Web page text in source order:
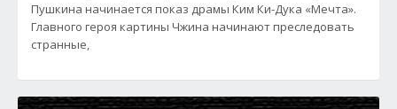
Пушкина начинается показ драмы Ким Ки-Дука «Мечта».
Главного героя картины Чжина начинают преследовать
странные,